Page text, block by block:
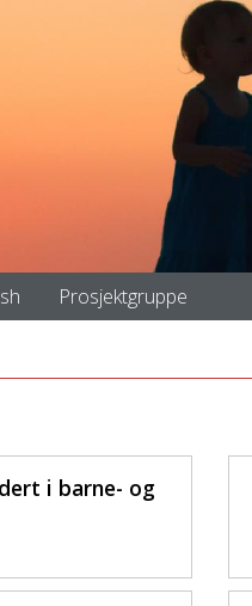
Prosjektgruppe
i barne- og